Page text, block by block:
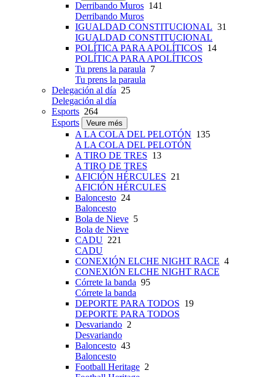
Derribando Muros 141
Derribando Muros
IGUALDAD CONSTITUCIONAL 31
IGUALDAD CONSTITUCIONAL
POLÍTICA PARA APOLÍTICOS 14
POLÍTICA PARA APOLÍTICOS
Tu prens la paraula 7
Tu prens la paraula
Delegación al día 25
Delegación al día
Esports 264
Esports
Veure més
A LA COLA DEL PELOTÓN 135
A LA COLA DEL PELOTÓN
A TIRO DE TRES 13
A TIRO DE TRES
AFICIÓN HÉRCULES 21
AFICIÓN HÉRCULES
Baloncesto 24
Baloncesto
Bola de Nieve 5
Bola de Nieve
CADU 221
CADU
CONEXIÓN ELCHE NIGHT RACE 4
CONEXIÓN ELCHE NIGHT RACE
Córrete la banda 95
Córrete la banda
DEPORTE PARA TODOS 19
DEPORTE PARA TODOS
Desvariando 2
Desvariando
Baloncesto 43
Baloncesto
Football Heritage 2